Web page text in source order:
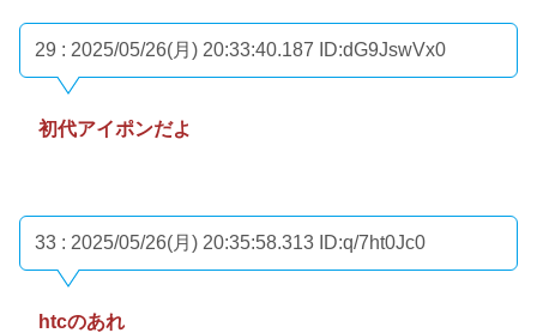
29 : 2025/05/26(月) 20:33:40.187 ID:dG9JswVx0
初代アイポンだよ
33 : 2025/05/26(月) 20:35:58.313 ID:q/7ht0Jc0
htcのあれ